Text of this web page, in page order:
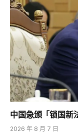
中国急颁「锁国新
2026 年 8 月 7 日